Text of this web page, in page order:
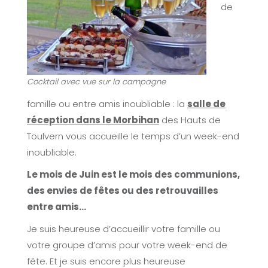
Cocktail avec vue sur la campagne
de
famille ou entre amis inoubliable : la salle de
réception dans le Morbihan des Hauts de
Toulvern vous accueille le temps d’un week-end
inoubliable.
Le mois de Juin est le mois des communions,
des envies de fêtes ou des retrouvailles
entre amis…
Je suis heureuse d’accueillir votre famille ou
votre groupe d’amis pour votre week-end de
fête. Et je suis encore plus heureuse